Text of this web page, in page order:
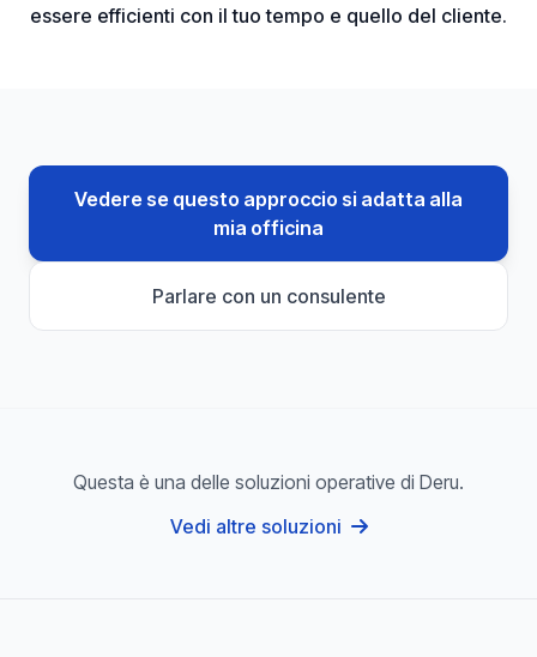
essere efficienti con il tuo tempo e quello del cliente.
Vedere se questo approccio si adatta alla
mia officina
Parlare con un consulente
Questa è una delle soluzioni operative di Deru.
Vedi altre soluzioni